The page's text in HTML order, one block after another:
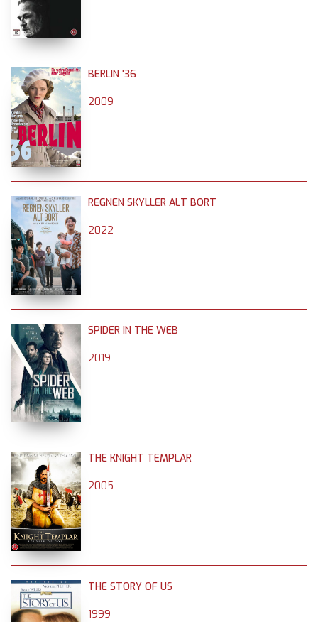
BERLIN '36
2009
REGNEN SKYLLER ALT BORT
2022
SPIDER IN THE WEB
2019
THE KNIGHT TEMPLAR
2005
THE STORY OF US
1999